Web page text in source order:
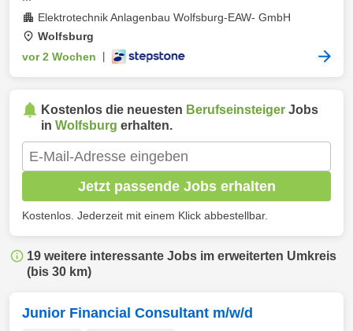
Elektrotechnik Anlagenbau Wolfsburg-EAW- GmbH
Wolfsburg
vor 2 Wochen
Kostenlos die neuesten Berufseinsteiger Jobs
in Wolfsburg erhalten.
Jetzt passende Jobs erhalten
Kostenlos. Jederzeit mit einem Klick abbestellbar.
19 weitere interessante Jobs im erweiterten Umkreis
(bis 30 km)
Junior Financial Consultant m/w/d